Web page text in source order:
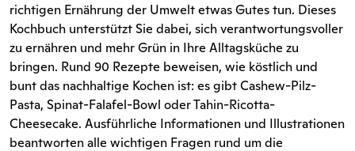
richtigen Ernährung der Umwelt etwas Gutes tun. Dieses
Kochbuch unterstützt Sie dabei, sich verantwortungsvoller
zu ernähren und mehr Grün in Ihre Alltagsküche zu
bringen. Rund 90 Rezepte beweisen, wie köstlich und
bunt das nachhaltige Kochen ist: es gibt Cashew-Pilz-
Pasta, Spinat-Falafel-Bowl oder Tahin-Ricotta-
Cheesecake. Ausführliche Informationen und Illustrationen
beantworten alle wichtigen Fragen rund um die